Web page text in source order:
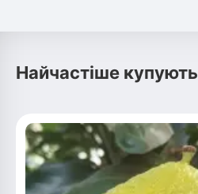
Найчастіше купують